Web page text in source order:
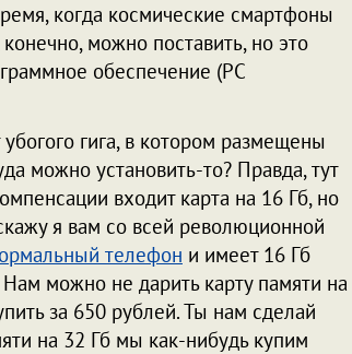
когда космические смартфоны
можно поставить, но это
обеспечение (PC
гига, в котором размещены
можно установить-то? Правда, тут
входит карта на 16 Гб, но
я вам со всей революционной
телефон и имеет 16 Гб
можно не дарить карту памяти на
за 650 рублей. Ты нам сделай
на 32 Гб мы как-нибудь купим